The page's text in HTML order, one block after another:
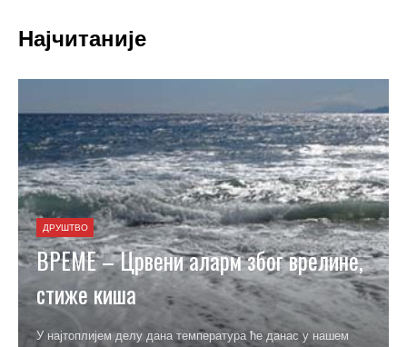
Најчитаније
ДРУШТВО
ВРЕМЕ – Црвени аларм због врелине,
стиже киша
У најтоплијем делу дана температура ће данас у нашем